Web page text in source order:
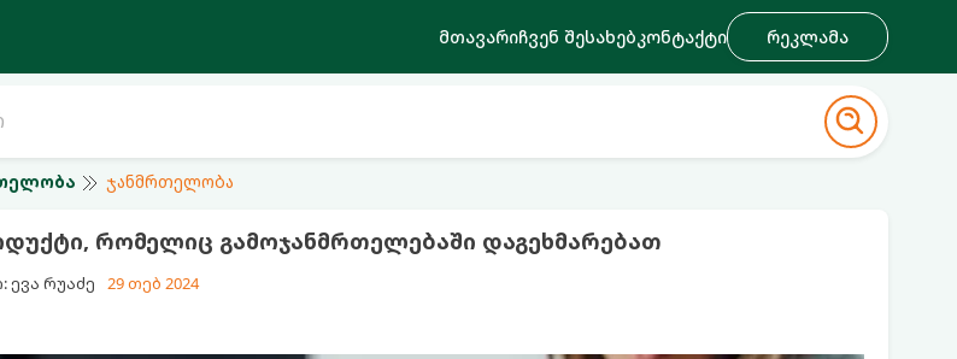
მთავარიჩვენ შესახებკონტაქტი რეკლამა
ჯანმრთელობა
რომელიც გამოჯანმრთელებაში დაგეხმარებათ
ევა რუაძე 29 თებ 2024